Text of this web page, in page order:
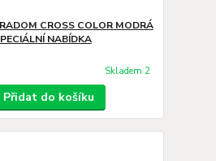
CROSS COLOR MODRÁ
NABÍDKA
Skladem 2
Přidat do košíku